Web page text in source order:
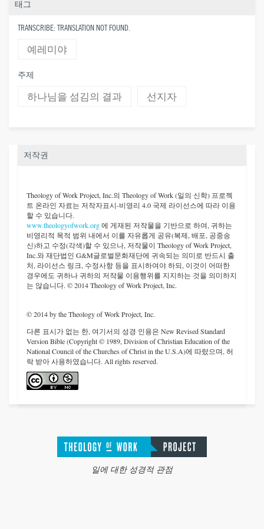
태그
TRANSCRIBE: TRANSLATION NOT FOUND.
예레미야
주제
하나님을 섬김의 결과 선지자
저작권
Theology of Work Project, Inc.의 Theology of Work (일의 신학) 프로젝
트 온라인 자료는 저작자표시-비영리 4.0 국제 라이선스에 따라 이용
할 수 있습니다.
www.theologyofwork.org에 게재된 저작물을 기반으로 하여, 귀하는
비영리적 목적 범위 내에서 이를 자유롭게 공유(복제, 배포, 공중송
신)하고 수정(각색)할 수 있으나, 저작물이 Theology of Work Project,
Inc.와 재단법인 G&M글로벌문화재단에 귀속되는 의미로 반드시 출
처, 라이선스 링크, 수정사항 등을 표시하여야 하되, 이것이 어떠한
경우에도 귀하나 귀하의 저작물 이용행위를 지지하는 것을 의미하지
는 않습니다. © 2014 Theology of Work Project, Inc.
© 2014 by the Theology of Work Project, Inc.
다른 표시가 없는 한, 여기서의 성경 인용은 New Revised Standard
Version Bible (Copyright © 1989, Division of Christian Education of the
National Council of the Churches of Christ in the U.S.A)에 따랐으며, 허
락 받아 사용하였습니다. All rights reserved.
일에 대한 성경적 관점